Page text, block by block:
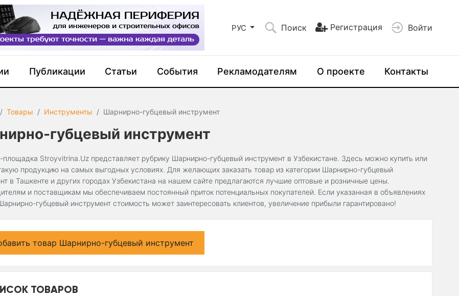
РУС Поиск Регистрация Войти
Публикации Статьи События Рекламодателям О проекте Контакты
Товары Инструменты Шарнирно-губцевый инструмент
губцевый инструмент
площадка Stroyvitrina.Uz представляет рубрику Шарнирно-губцевый инструмент в Узбекистане. Здесь можно купить или
продукцию на самых выгодных условиях. Для желающих заказать товар из категории Шарнирно-губцевый
в Ташкенте и других городах Узбекистана на нашем сайте предлагаются лучшие оптовые и розничные цены.
и поставщикам мы обеспечиваем постоянный приток потенциальных покупателей. Если указанная в объявлениях
губцевый инструмент стоимость может заинтересовать клиентов, увеличение прибыли гарантировано!
товар Шарнирно-губцевый инструмент
ТОВАРОВ